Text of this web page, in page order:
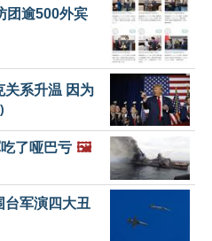
团逾500外宾
关系升温 因为
了哑巴亏 🖼️
台军演四大丑